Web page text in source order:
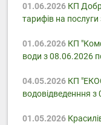
01.06.2026КП
тарифів на
01.06.2026КП
води з 08.06.2026
04.05.2026КП
водовідведенння з
01.05.2026